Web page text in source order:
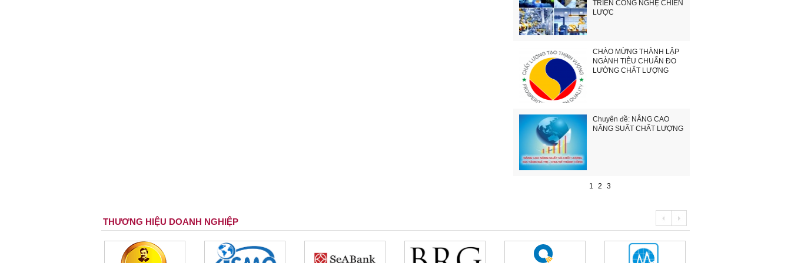
TRIỂN CÔNG NGHỆ CHIẾN
LƯỢC
CHÀO MỪNG THÀNH LẬP
NGÀNH TIÊU CHUẨN ĐO
LƯỜNG CHẤT LƯỢNG
Chuyên đề: NÂNG CAO
NĂNG SUẤT CHẤT LƯỢNG
1 2 3
THƯƠNG HIỆU DOANH NGHIỆP